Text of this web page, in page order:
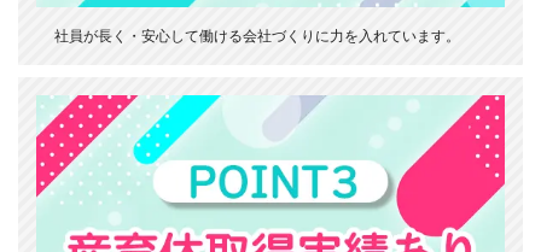
社員が長く・安心して働ける会社づくりに力を入れています。